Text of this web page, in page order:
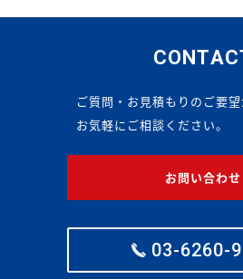
ご質問・お見積もりのご要
お気軽にご相談ください。
お問い合わせ
03-6260-